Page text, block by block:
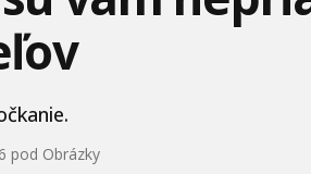
pod Obrázky